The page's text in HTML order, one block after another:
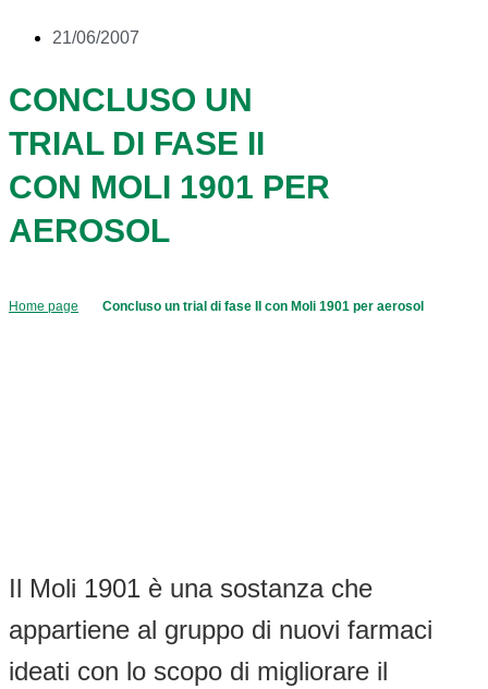
21/06/2007
CONCLUSO UN
TRIAL DI FASE II
CON MOLI 1901 PER
AEROSOL
Home page Concluso un trial di fase II con Moli 1901 per aerosol
Il Moli 1901 è una sostanza che
appartiene al gruppo di nuovi farmaci
ideati con lo scopo di migliorare il